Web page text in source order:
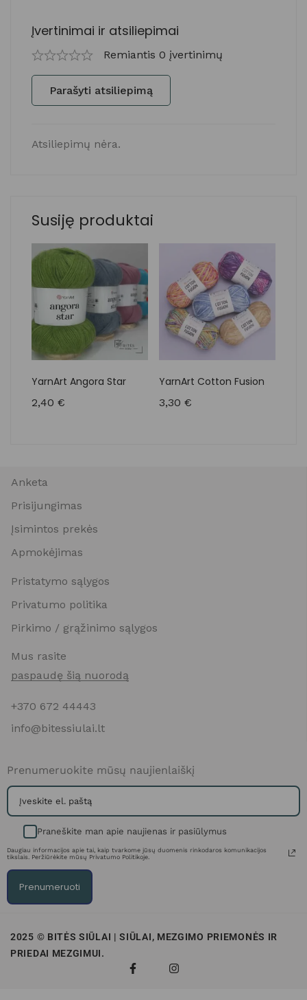
Įvertinimai ir atsiliepimai
Remiantis 0 įvertinimų
Parašyti atsiliepimą
Atsiliepimų nėra.
Susiję produktai
YarnArt Angora Star
2,40 €
YarnArt Cotton Fusion
3,30 €
Anketa
Prisijungimas
Įsimintos prekės
Apmokėjimas
Pristatymo sąlygos
Privatumo politika
Pirkimo / grąžinimo sąlygos
Mus rasite
paspaudę šią nuorodą
+370 672 44443
info@bitessiulai.lt
Prenumeruokite mūsų naujienlaiškį
Praneškite man apie naujienas ir pasiūlymus
Daugiau informacijos apie tai, kaip tvarkome jūsų duomenis rinkodaros komunikacijos
tikslais. Peržiūrėkite mūsų Privatumo Politikoje.
Prenumeruoti
2025 © BITĖS SIŪLAI | SIŪLAI, MEZGIMO PRIEMONĖS IR
PRIEDAI MEZGIMUI.